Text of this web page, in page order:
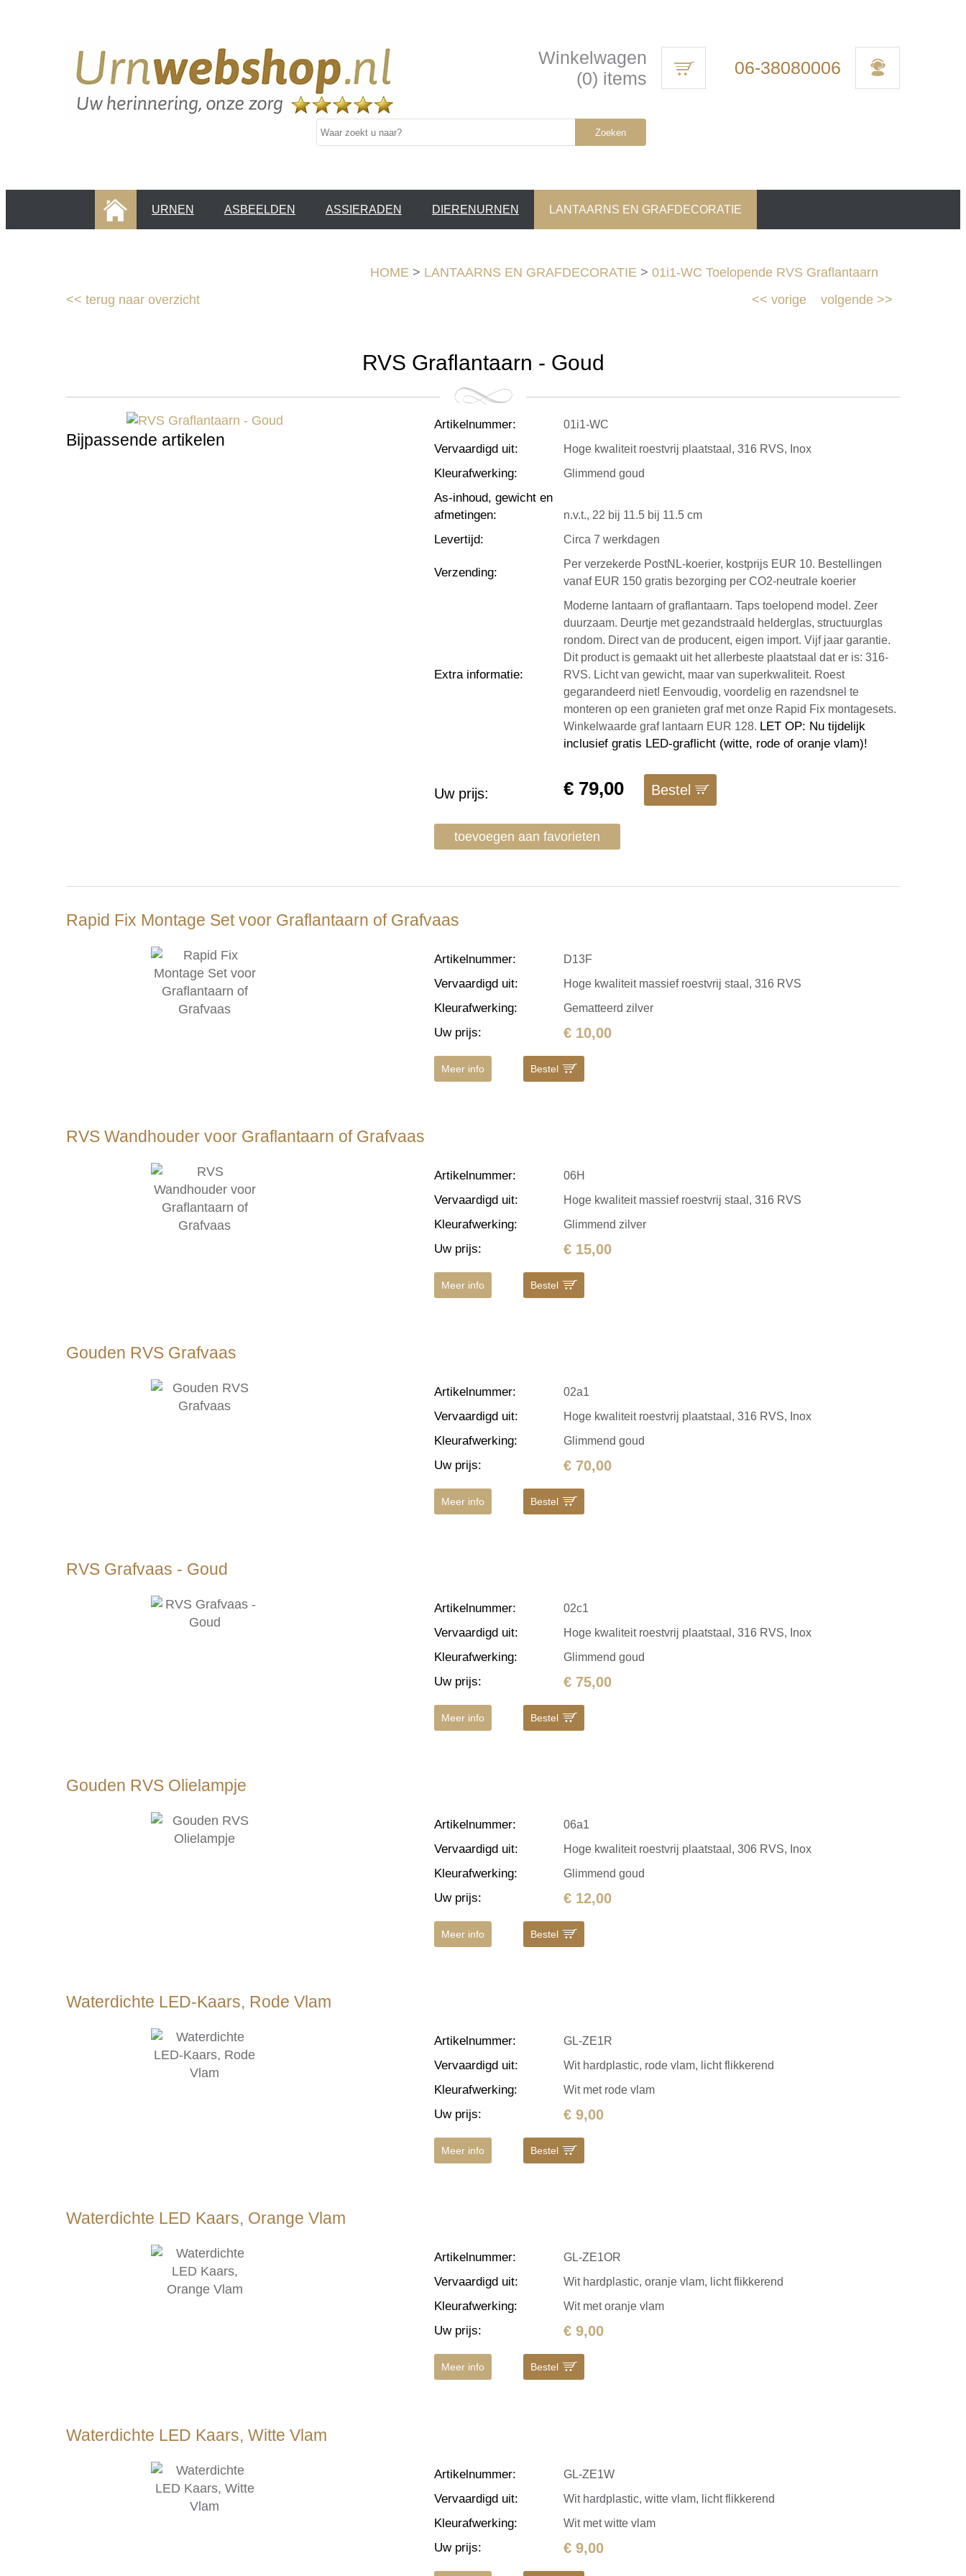
Winkelwagen
(0) items
06-38080006
Zoeken
HOME URNEN ASBEELDEN ASSIERADEN DIERENURNEN LANTAARNS EN GRAFDECORATIE
HOME > LANTAARNS EN GRAFDECORATIE > 01i1-WC Toelopende RVS Graflantaarn
<< terug naar overzicht volgende >>
<< vorige
RVS Graflantaarn - Goud
Artikelnummer: 01i1-WC
Vervaardigd uit: Hoge kwaliteit roestvrij plaatstaal, 316 RVS, Inox
Kleurafwerking: Glimmend goud
As-inhoud, gewicht en
afmetingen: n.v.t., 22 bij 11.5 bij 11.5 cm
Levertijd: Circa 7 werkdagen
Verzending:
Per verzekerde PostNL-koerier, kostprijs EUR 10. Bestellingen
vanaf EUR 150 gratis bezorging per CO2-neutrale koerier
Extra informatie:
Moderne lantaarn of graflantaarn. Taps toelopend model. Zeer
duurzaam. Deurtje met gezandstraald helderglas, structuurglas
rondom. Direct van de producent, eigen import. Vijf jaar garantie.
Dit product is gemaakt uit het allerbeste plaatstaal dat er is: 316-
RVS. Licht van gewicht, maar van superkwaliteit. Roest
gegarandeerd niet! Eenvoudig, voordelig en razendsnel te
monteren op een granieten graf met onze Rapid Fix montagesets.
Winkelwaarde graf lantaarn EUR 128. LET OP: Nu tijdelijk
inclusief gratis LED-graflicht (witte, rode of oranje vlam)!
Uw prijs: € 79,00 Bestel
toevoegen aan favorieten
Bijpassende artikelen
Rapid Fix Montage Set voor Graflantaarn of Grafvaas
Artikelnummer: D13F
Vervaardigd uit: Hoge kwaliteit massief roestvrij staal, 316 RVS
Kleurafwerking: Gematteerd zilver
Uw prijs: € 10,00
Meer info Bestel
RVS Wandhouder voor Graflantaarn of Grafvaas
Artikelnummer: 06H
Vervaardigd uit: Hoge kwaliteit massief roestvrij staal, 316 RVS
Kleurafwerking: Glimmend zilver
Uw prijs: € 15,00
Meer info Bestel
Gouden RVS Grafvaas
Artikelnummer: 02a1
Vervaardigd uit: Hoge kwaliteit roestvrij plaatstaal, 316 RVS, Inox
Kleurafwerking: Glimmend goud
Uw prijs: € 70,00
Meer info Bestel
RVS Grafvaas - Goud
Artikelnummer: 02c1
Vervaardigd uit: Hoge kwaliteit roestvrij plaatstaal, 316 RVS, Inox
Kleurafwerking: Glimmend goud
Uw prijs: € 75,00
Meer info Bestel
Gouden RVS Olielampje
Artikelnummer: 06a1
Vervaardigd uit: Hoge kwaliteit roestvrij plaatstaal, 306 RVS, Inox
Kleurafwerking: Glimmend goud
Uw prijs: € 12,00
Meer info Bestel
Waterdichte LED-Kaars, Rode Vlam
Artikelnummer: GL-ZE1R
Vervaardigd uit: Wit hardplastic, rode vlam, licht flikkerend
Kleurafwerking: Wit met rode vlam
Uw prijs: € 9,00
Meer info Bestel
Waterdichte LED Kaars, Orange Vlam
Artikelnummer: GL-ZE1OR
Vervaardigd uit: Wit hardplastic, oranje vlam, licht flikkerend
Kleurafwerking: Wit met oranje vlam
Uw prijs: € 9,00
Meer info Bestel
Waterdichte LED Kaars, Witte Vlam
Artikelnummer: GL-ZE1W
Vervaardigd uit: Wit hardplastic, witte vlam, licht flikkerend
Kleurafwerking: Wit met witte vlam
Uw prijs: € 9,00